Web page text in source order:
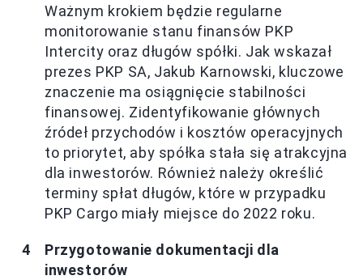
Ważnym krokiem będzie regularne
monitorowanie stanu finansów PKP
Intercity oraz długów spółki. Jak wskazał
prezes PKP SA, Jakub Karnowski, kluczowe
znaczenie ma osiągnięcie stabilności
finansowej. Zidentyfikowanie głównych
źródeł przychodów i kosztów operacyjnych
to priorytet, aby spółka stała się atrakcyjna
dla inwestorów. Również należy określić
terminy spłat długów, które w przypadku
PKP Cargo miały miejsce do 2022 roku.
Przygotowanie dokumentacji dla
inwestorów